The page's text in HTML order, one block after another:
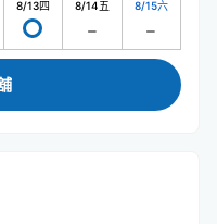
8/13四 8/14五 8/15六